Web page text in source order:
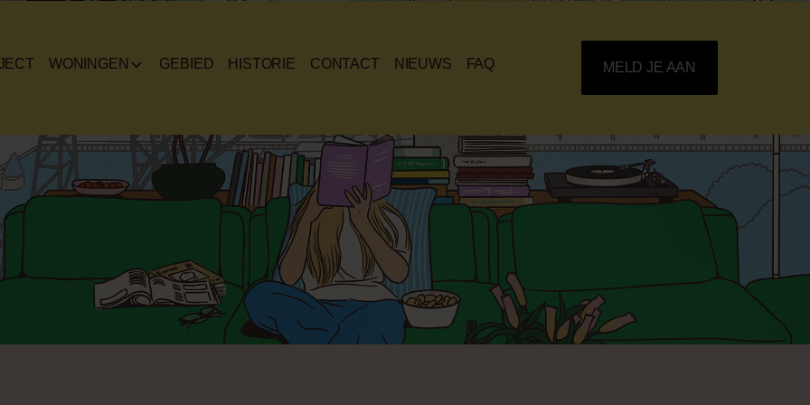
WONINGEN GEBIED HISTORIE CONTACT NIEUWS FAQ MELD JE AAN